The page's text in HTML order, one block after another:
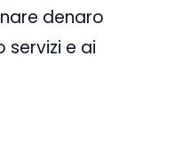
denaro
servizi e ai